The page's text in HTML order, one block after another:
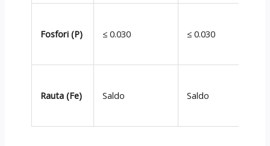
Fosfori (P) ≤ 0.030 ≤ 0.030
Rauta (Fe) Saldo Saldo